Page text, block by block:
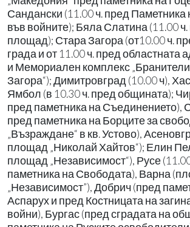
Сандански (11.00 ч. пред Паметника
във войните); Бяла Слатина (11.00
площад); Стара Загора (от10.00 ч.
града и от 11.00 ч. пред областната
и Мемориален комплекс
Загора“); Димитровград (10.00 ч),
Ямбол (в 10.30 ч. пред общината);
пред паметника на Съединението),
пред паметника на Борците за
„Възраждане“ в кв. Устово),
площад „Николай Хайтов“); Елин
площад „Независимост“), Русе
паметника на Свободата), Варна
„Независимост”), Добрич (пред
Аспарух и пред Костницата на
войни), Бургас (пред сградата на